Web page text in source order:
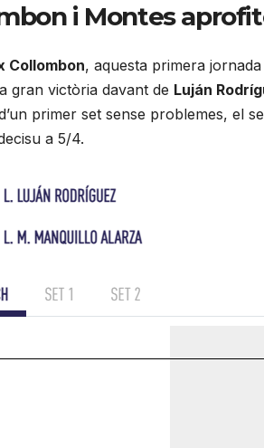
i Montes
Collombon, aquesta primera
gran victòria davant de Luján
primer set sense problemes, el
a 5/4.